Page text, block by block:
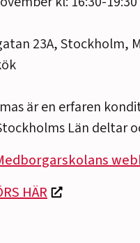
23A, Stockholm,
är en erfaren
Län deltar
HÄR